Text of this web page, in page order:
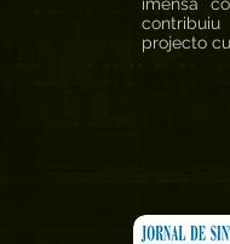
projecto